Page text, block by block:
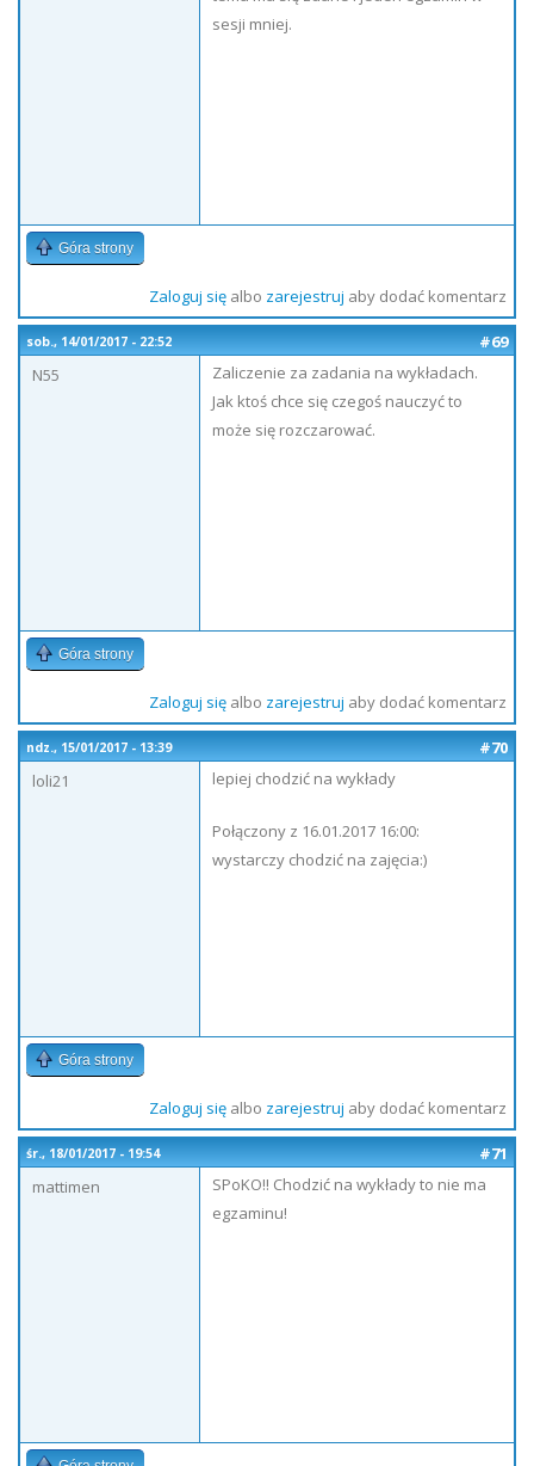
sesji mniej.
Góra strony
Zaloguj sięalbo zarejestruj aby dodać komentarz
sob., 14/01/2017 - 22:52
#69
N55
Zaliczenie za zadania na wykładach.
Jak ktoś chce się czegoś nauczyć to
może się rozczarować.
Góra strony
Zaloguj sięalbo zarejestruj aby dodać komentarz
ndz., 15/01/2017 - 13:39
#70
loli21
lepiej chodzić na wykłady
Połączony z 16.01.2017 16:00:
wystarczy chodzić na zajęcia:)
Góra strony
Zaloguj sięalbo zarejestruj aby dodać komentarz
śr., 18/01/2017 - 19:54
#71
mattimen
SPoKO!! Chodzić na wykłady to nie ma
egzaminu!